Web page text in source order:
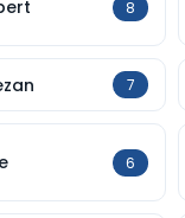
8
7
6